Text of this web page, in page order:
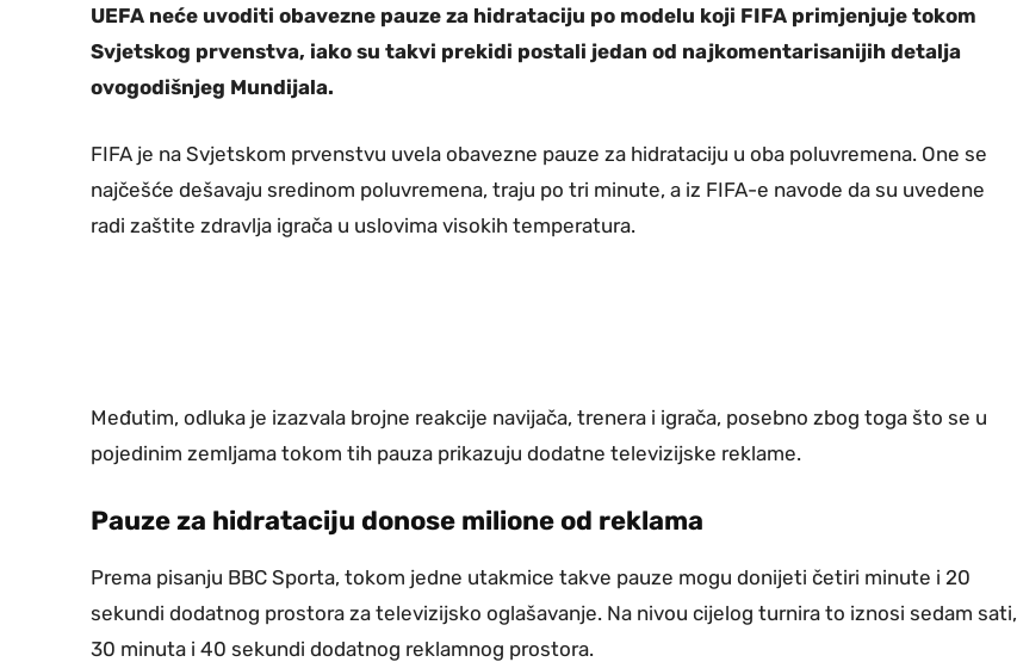
UEFA neće uvoditi obavezne pauze za hidrataciju po modelu koji FIFA primjenjuje tokom
Svjetskog prvenstva, iako su takvi prekidi postali jedan od najkomentarisanijih detalja
ovogodišnjeg Mundijala.
FIFA je na Svjetskom prvenstvu uvela obavezne pauze za hidrataciju u oba poluvremena. One se
najčešće dešavaju sredinom poluvremena, traju po tri minute, a iz FIFA-e navode da su uvedene
radi zaštite zdravlja igrača u uslovima visokih temperatura.
Međutim, odluka je izazvala brojne reakcije navijača, trenera i igrača, posebno zbog toga što se u
pojedinim zemljama tokom tih pauza prikazuju dodatne televizijske reklame.
Pauze za hidrataciju donose milione od reklama
Prema pisanju BBC Sporta, tokom jedne utakmice takve pauze mogu donijeti četiri minute i 20
sekundi dodatnog prostora za televizijsko oglašavanje. Na nivou cijelog turnira to iznosi sedam sati,
30 minuta i 40 sekundi dodatnog reklamnog prostora.